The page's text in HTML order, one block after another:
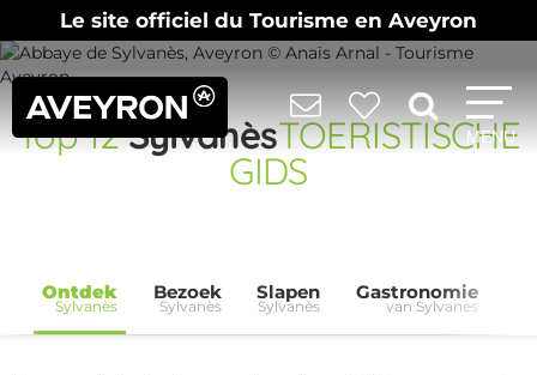
Le site officiel du Tourisme en Aveyron
MENU
Top12SylvanèsTOERISTISCHE
GIDS
Ontdek
Sylvanès
Bezoek
Sylvanès
Slapen
Sylvanès
Gastronomie
van Sylvanès